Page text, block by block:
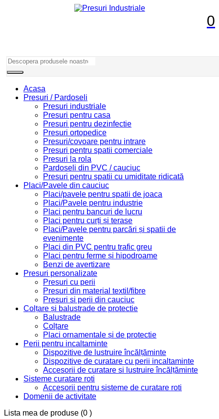
0
Acasa
Presuri / Pardoseli
Presuri industriale
Presuri pentru casa
Presuri pentru dezinfectie
Presuri ortopedice
Presuri/covoare pentru intrare
Presuri pentru spatii comerciale
Presuri la rola
Pardoseli din PVC / cauciuc
Presuri pentru spatii cu umiditate ridicată
Placi/Pavele din cauciuc
Placi/pavele pentru spatii de joaca
Placi/Pavele pentru industrie
Placi pentru bancuri de lucru
Placi pentru curți și terase
Placi/Pavele pentru parcări și spatii de
evenimente
Placi din PVC pentru trafic greu
Placi pentru ferme și hipodroame
Benzi de avertizare
Presuri personalizate
Presuri cu perii
Presuri din material textil/fibre
Presuri si perii din cauciuc
Colțare și balustrade de protectie
Balustrade
Colțare
Placi ornamentale și de protectie
Perii pentru incaltaminte
Dispozitive de lustruire încălțăminte
Dispozitive de curatare cu perii incaltaminte
Accesorii de curatare si lustruire încălțăminte
Sisteme curatare roti
Accesorii pentru sisteme de curatare roti
Domenii de activitate
Lista mea de produse (0 )